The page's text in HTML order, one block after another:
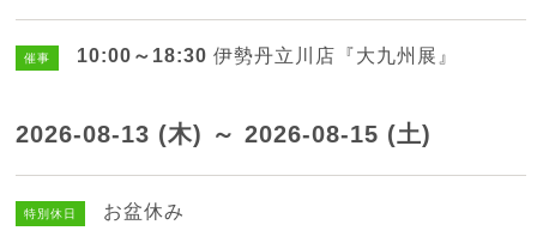
催事 10:00～18:30 伊勢丹立川店『大九州展』
2026-08-13 (木) ～ 2026-08-15 (土)
特別休日 お盆休み